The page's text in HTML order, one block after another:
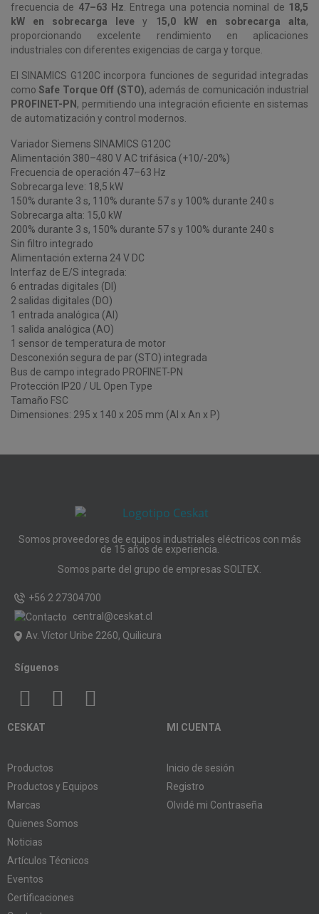
frecuencia de 47–63 Hz . Entrega una potencia nominal de 18,5
kW en sobrecarga leve y 15,0 kW en sobrecarga alta,
proporcionando excelente rendimiento en aplicaciones
industriales con diferentes exigencias de carga y torque.
El SINAMICS G120C incorpora funciones de seguridad integradas
como Safe Torque Off (STO), además de comunicación industrial
PROFINET-PN , permitiendo una integración eficiente en sistemas
de automatización y control modernos.
Variador Siemens SINAMICS G120C
Alimentación 380–480 V AC trifásica (+10/-20%)
Frecuencia de operación 47–63 Hz
Sobrecarga leve: 18,5 kW
150% durante 3 s, 110% durante 57 s y 100% durante 240 s
Sobrecarga alta: 15,0 kW
200% durante 3 s, 150% durante 57 s y 100% durante 240 s
Sin filtro integrado
Alimentación externa 24 V DC
Interfaz de E/S integrada:
6 entradas digitales (DI)
2 salidas digitales (DO)
1 entrada analógica (AI)
1 salida analógica (AO)
1 sensor de temperatura de motor
Desconexión segura de par (STO) integrada
Bus de campo integrado PROFINET-PN
Protección IP20 / UL Open Type
Tamaño FSC
Dimensiones: 295 x 140 x 205 mm (Al x An x P)
Somos proveedores de equipos industriales eléctricos con más
de 15 años de experiencia.
Somos parte del grupo de empresas SOLTEX.
+56 2 27304700
central@ceskat.cl
Av. Víctor Uribe 2260, Quilicura
Síguenos
CESKAT
Productos
Productos y Equipos
Marcas
Quienes Somos
Noticias
Artículos Técnicos
Eventos
Certificaciones
MI CUENTA
Inicio de sesión
Registro
Olvidé mi Contraseña